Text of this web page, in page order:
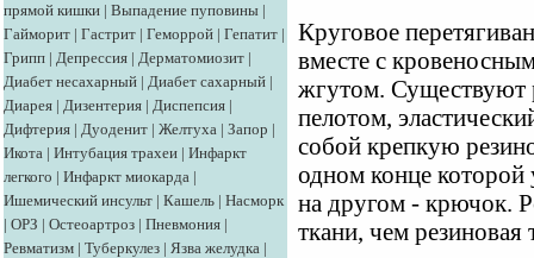
прямой кишки | Выпадение пуповины |
Гайморит | Гастрит | Геморрой | Гепатит |
Грипп | Депрессия | Дерматомиозит |
Диабет несахарный | Диабет сахарный |
Диарея | Дизентерия | Диспепсия |
Дифтерия | Дуоденит | Желтуха | Запор |
Икота | Интубация трахеи | Инфаркт
легкого | Инфаркт миокарда |
Ишемический инсульт | Кашель | Насморк
| ОРЗ | Остеоартроз | Пневмония |
Ревматизм | Туберкулез | Язва желудка |
Круговое
вместе с
жгутом. Существуют
пелотом,
собой крепкую
одном конце которой
на другом - крючок.
ткани, чем резиновая